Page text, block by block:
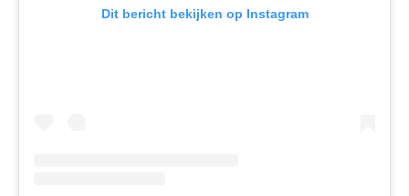
Dit bericht bekijken op Instagram